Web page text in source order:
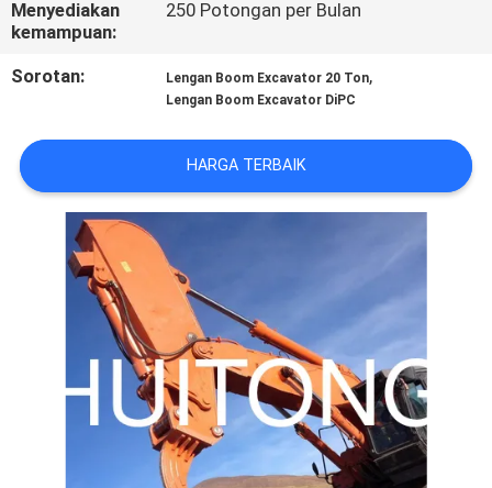
BERITA
KUTIPAN
PETA
SITUS
KEBIJAKAN
PRIBADI
Menyediakan
kemampuan:
250 Potongan per Bulan
Sorotan: Lengan Boom Excavator 20 Ton,
Lengan Boom Excavator DiPC
HARGA TERBAIK